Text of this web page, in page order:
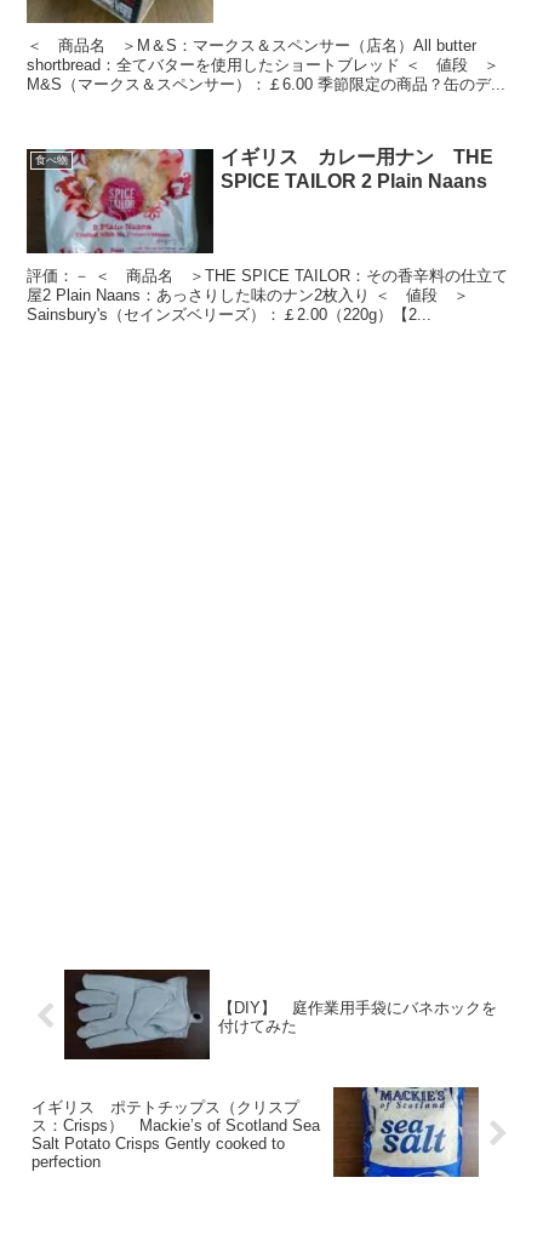
＜ 商品名 ＞M＆S：マークス＆スペンサー（店名）All butter
shortbread：全てバターを使用したショートブレッド ＜ 値段 ＞
M&S（マークス＆スペンサー）：￡6.00 季節限定の商品？缶のデ...
食べ物
イギリス カレー用ナン THE
SPICE TAILOR 2 Plain Naans
評価：－ ＜ 商品名 ＞THE SPICE TAILOR：その香辛料の仕立て
屋2 Plain Naans：あっさりした味のナン2枚入り ＜ 値段 ＞
Sainsbury's（セインズベリーズ）：￡2.00（220g）【2...
【DIY】 庭作業用手袋にバネホックを
付けてみた
イギリス ポテトチップス（クリスプ
ス：Crisps） Mackie’s of Scotland Sea
Salt Potato Crisps Gently cooked to
perfection